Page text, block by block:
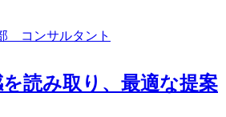
コンサルタント
読み取り、最適な提案